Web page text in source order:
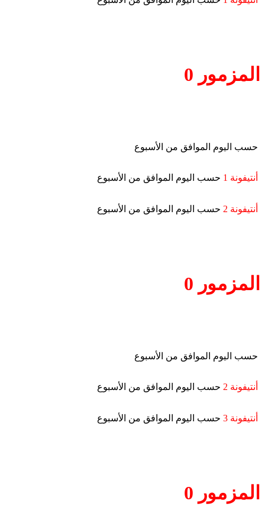
المزمور 0
حسب اليوم الموافق من الأسبوع
أنتيفونة 1 حسب اليوم الموافق من الأسبوع
أنتيفونة 2 حسب اليوم الموافق من الأسبوع
المزمور 0
حسب اليوم الموافق من الأسبوع
أنتيفونة 2 حسب اليوم الموافق من الأسبوع
أنتيفونة 3 حسب اليوم الموافق من الأسبوع
المزمور 0